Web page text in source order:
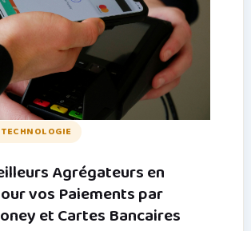
Agrégateurs en
vos Paiements par
et Cartes Bancaires